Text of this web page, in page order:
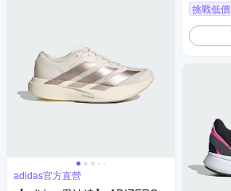
adidas官方直營
挑戰低價